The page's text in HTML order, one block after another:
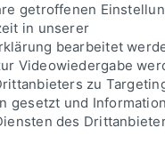
und Ihr
getroffenen
in unserer
bearbeitet
Videowiedergabe
zu
gesetzt und
des